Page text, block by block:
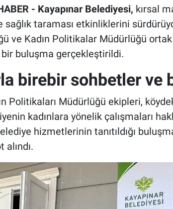
- Kayapınar Belediyesi, kırsal
sağlık taraması etkinliklerini
ve Kadın Politikalar Müdürlüğü ortak
bir buluşma gerçekleştirildi.
birebir sohbetler ve
Politikaları Müdürlüğü ekipleri,
kadınlara yönelik çalışmaları
hizmetlerinin tanıtıldığı